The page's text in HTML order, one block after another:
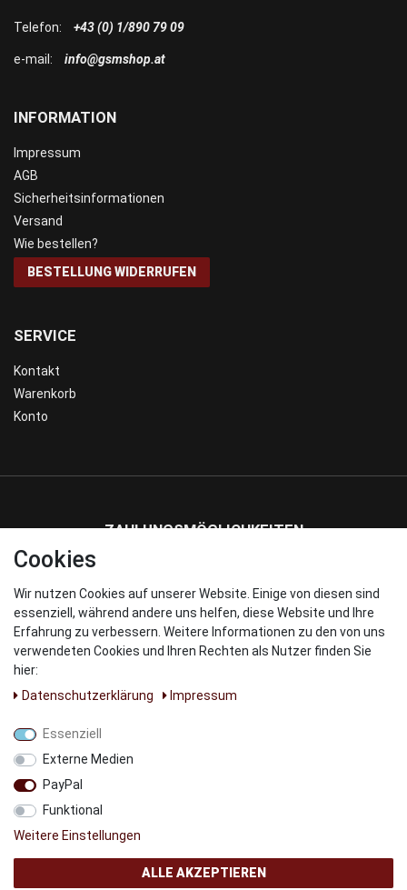
SERVICE
Kontakt
Warenkorb
Konto
INFORMATION
Impressum
AGB
Sicherheitsinformationen
Versand
Wie bestellen?
BESTELLUNG WIDERRUFEN
Telefon: +43 (0) 1/890 79 09
e-mail: info@gsmshop.at
ZAHLUNGSMÖGLICHKEITEN
WIR VERSENDEN MIT
Cookies
Wir nutzen Cookies auf unserer Website. Einige von diesen sind
essenziell, während andere uns helfen, diese Website und Ihre
Erfahrung zu verbessern. Weitere Informationen zu den von uns
verwendeten Cookies und Ihren Rechten als Nutzer finden Sie
hier:
Daten­schutz­erklärung
Impressum
Essenziell
Externe Medien
PayPal
Funktional
Weitere Einstellungen
ALLE AKZEPTIEREN